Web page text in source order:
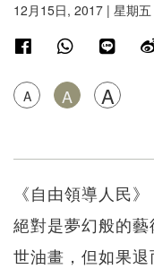
12月15日, 2017 | 星期
A A A
《自由領導人民
絕對是夢幻般的
世油畫，但如果